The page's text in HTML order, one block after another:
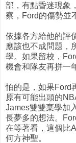
部，有點昏迷現象
察，Ford的傷勢並
依據各方給他的評
應該也不成問題，
學。如果留校，
機會和隊友再拼一
怕的是，如果Ford
原有可能出頭的
James雙雙棄學加
長夢多的想法。
在等著看，這個比
何方神聖。